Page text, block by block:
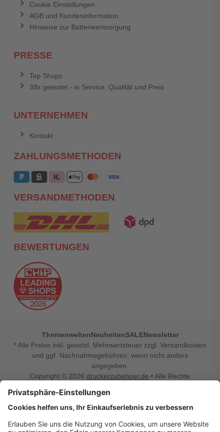
Cookie Einstellungen
AGB und Kundeninformation
Hinweise zur Batterieentsorgung
PRESSE
Top Shops
39x getestet - in Service, Qualität und Preis
UNTERNEHMEN
Kontakt
ZAHLUNGSMETHODEN
VERSANDMETHODEN
BEWERTUNGEN
ThemenweltenNeuheitenSALENewsletter
* Alle Preise inkl. gesetzl. Mehrwertsteuer zzgl. Versandkosten
und ggf. Nachnahmegebühren, wenn nicht anders
angegeben.
Copyright © 2026 druckerzubehoer.de • Alle Rechte
Vertrag widerrufen
Druckerzubehoer.de – preiswerte Qualität für Ihr Office
Sie sind auf der Suche nach dem passenden Druckerzubehör